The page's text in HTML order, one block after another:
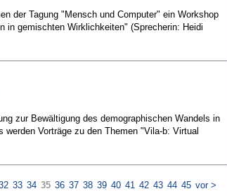
der Tagung "Mensch und Computer" ein Workshop
in gemischten Wirklichkeiten" (Sprecherin: Heidi
zur Bewältigung des demographischen Wandels in
werden Vorträge zu den Themen "Vila-b: Virtual
33 34 35 36 37 38 39 40 41 42 43 44 45 vor >